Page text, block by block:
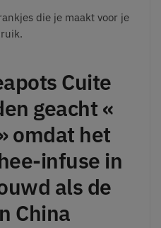
die je maakt voor je
Cuite
geacht «
omdat het
infuse in
als de
China